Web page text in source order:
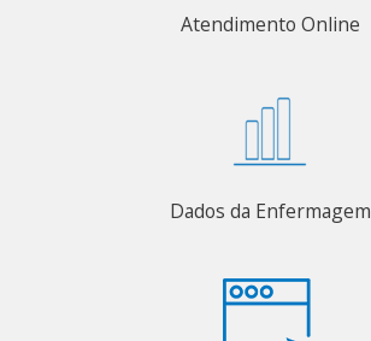
Atendimento Online
Dados da Enfermagem